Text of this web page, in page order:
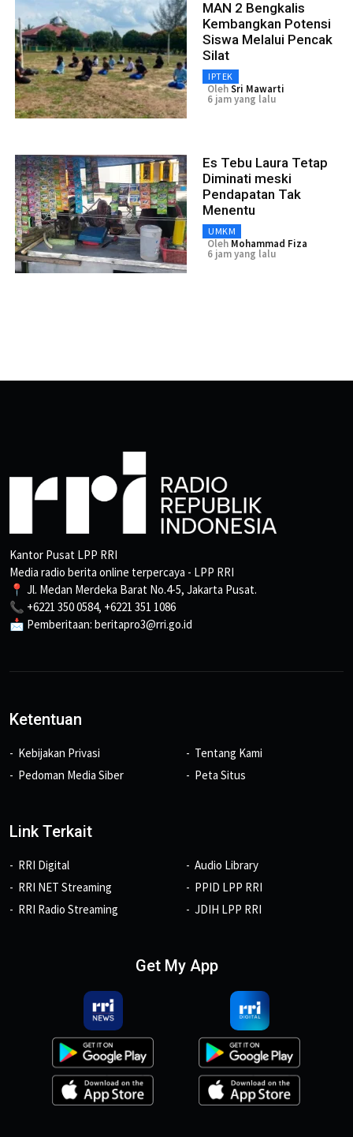
MAN 2 Bengkalis
Kembangkan Potensi
Siswa Melalui Pencak
Silat
IPTEK
OlehSri Mawarti
6 jam yang lalu
Es Tebu Laura Tetap
Diminati meski
Pendapatan Tak
Menentu
UMKM
Oleh Mohammad Fiza
6 jam yang lalu
Kantor Pusat LPP RRI
Media radio berita online terpercaya - LPP RRI
📍 Jl. Medan Merdeka Barat No.4-5, Jakarta Pusat.
📞 +6221 350 0584, +6221 351 1086
📩 Pemberitaan: beritapro3@rri.go.id
Ketentuan
Kebijakan Privasi
Pedoman Media Siber
Tentang Kami
Peta Situs
Link Terkait
RRI Digital
RRI NET Streaming
RRI Radio Streaming
Audio Library
PPID LPP RRI
JDIH LPP RRI
Get My App